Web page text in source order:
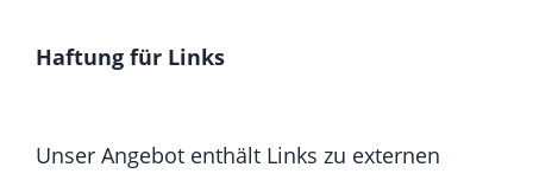
Haftung für Links
Unser Angebot enthält Links zu externen